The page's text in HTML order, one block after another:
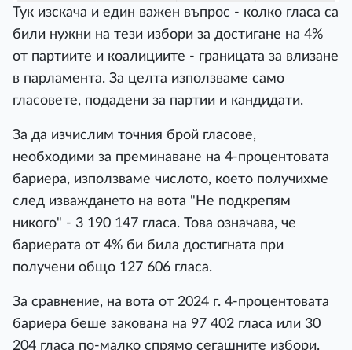
Тук изскача и един важен въпрос - колко гласа са
били нужни на тези избори за достигане на 4%
от партиите и коалициите - границата за влизане
в парламента. За целта използваме само
гласовете, подадени за партии и кандидати.
За да изчислим точния брой гласове,
необходими за преминаване на 4-процентовата
бариера, използваме числото, което получихме
след изваждането на вота "Не подкрепям
никого" - 3 190 147 гласа. Това означава, че
бариерата от 4% би била достигната при
получени общо 127 606 гласа.
За сравнение, на вота от 2024 г. 4-процентовата
бариера беше закована на 97 402 гласа или 30
204 гласа по-малко спрямо сегашните избори.